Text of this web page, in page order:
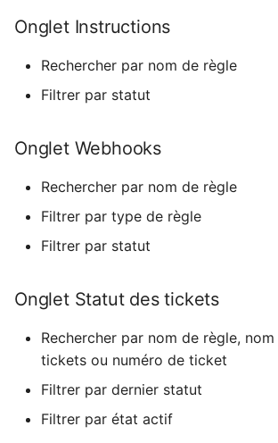
Onglet Instructions
Rechercher par nom de règle
Filtrer par statut
Onglet Webhooks
Rechercher par nom de règle
Filtrer par type de règle
Filtrer par statut
Onglet Statut des tickets
Rechercher par nom de règle,
tickets ou numéro de ticket
Filtrer par dernier statut
Filtrer par état actif